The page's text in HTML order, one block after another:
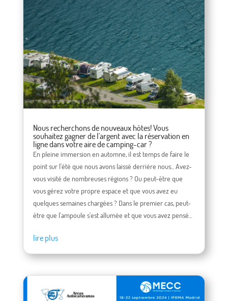
Nous recherchons de nouveaux hôtes! Vous
souhaitez gagner de l'argent avec la réservation en
ligne dans votre aire de camping-car ?
En pleine immersion en automne, il est temps de faire le
point sur l'été que nous avons laissé derrière nous... Avez-
vous visité de nombreuses régions ? Ou peut-être que
vous gérez votre propre espace et que vous avez eu
quelques semaines chargées ? Dans le premier cas, peut-
être que l'ampoule s'est allumée et que vous avez pensé...
lire plus